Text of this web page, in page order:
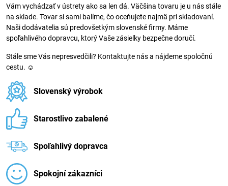
Vám vychádzať v ústrety ako sa len dá. Väčšina tovaru je u nás stále
na sklade. Tovar si sami balíme, čo oceňujete najmä pri skladovaní.
Naši dodávatelia sú predovšetkým slovenské firmy. Máme
spoľahlivého dopravcu, ktorý Vaše zásielky bezpečne doručí.
Stále sme Vás nepresvedčili? Kontaktujte nás a nájdeme spoločnú
cestu. ☺
Slovenský výrobok
Starostlivo zabalené
Spoľahlivý dopravca
Spokojní zákazníci